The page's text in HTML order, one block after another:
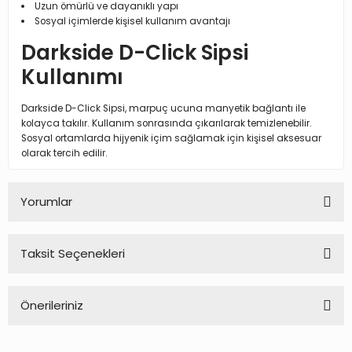
Uzun ömürlü ve dayanıklı yapı
Sosyal içimlerde kişisel kullanım avantajı
Darkside D-Click Sipsi
Kullanımı
Darkside D-Click Sipsi, marpuç ucuna manyetik bağlantı ile
kolayca takılır. Kullanım sonrasında çıkarılarak temizlenebilir.
Sosyal ortamlarda hijyenik içim sağlamak için kişisel aksesuar
olarak tercih edilir.
Yorumlar
Taksit Seçenekleri
Önerileriniz